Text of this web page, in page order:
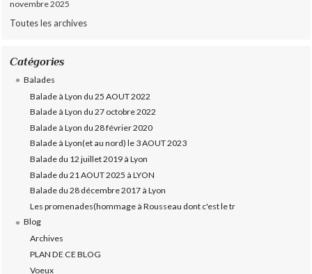
novembre 2025
Toutes les archives
Catégories
Balades
Balade à Lyon du 25 AOUT 2022
Balade à Lyon du 27 octobre 2022
Balade à Lyon du 28 février 2020
Balade à Lyon(et au nord) le 3 AOUT 2023
Balade du 12 juillet 2019 à Lyon
Balade du 21 AOUT 2025 à LYON
Balade du 28 décembre 2017 à Lyon
Les promenades(hommage à Rousseau dont c'est le tr
Blog
Archives
PLAN DE CE BLOG
Voeux